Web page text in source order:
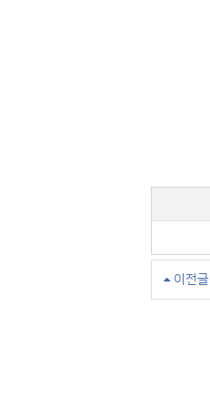
이전글